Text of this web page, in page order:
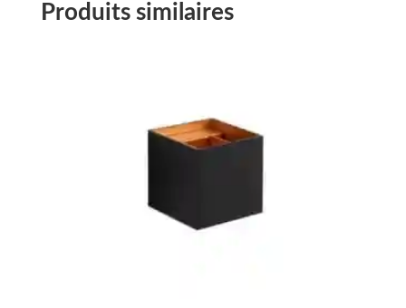
Produits similaires